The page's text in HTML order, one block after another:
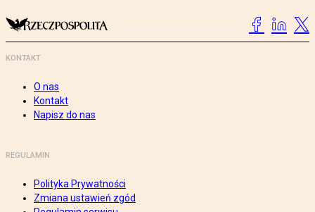
KONTAKT
O nas
Kontakt
Napisz do nas
REGULAMIN
Polityka Prywatności
Zmiana ustawień zgód